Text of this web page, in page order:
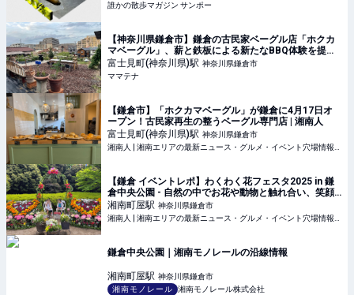
誰かの散歩マガジン サンポー
【神奈川県鎌倉市】鎌倉の古民家ベーグル店「ホクカ
マベーグル」、薪と鉄板による新たなBBQ体験を提供 |
ママテナ
富士見町(神奈川県)駅 神奈川県鎌倉市
ママテナ
【鎌倉市】「ホクカマベーグル」が鎌倉に4月17日オ
ープン！古民家再生の整うベーグル専門店 | 湘南人
富士見町(神奈川県)駅 神奈川県鎌倉市
【鎌倉 イベントレポ】わくわく花フェスタ2025 in 鎌
倉中央公園 - 自然の中でお花や動物と触れ合い、笑顔
溢れるイベント！ | 湘南人
湘南町屋駅 神奈川県鎌倉市
鎌倉中央公園｜湘南モノレールの沿線情報
湘南町屋駅 神奈川県鎌倉市
湘南モノレール
湘南モノレール株式会社